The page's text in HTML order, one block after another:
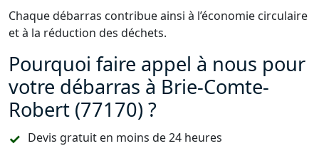
Chaque débarras contribue ainsi à l’économie circulaire
et à la réduction des déchets.
Pourquoi faire appel à nous pour
votre débarras à Brie-Comte-
Robert (77170) ?
Devis gratuit en moins de 24 heures